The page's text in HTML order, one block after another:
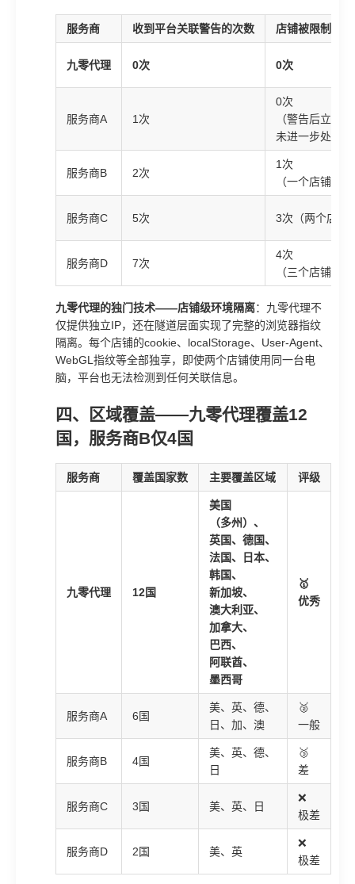
服务商 收到平台关联警告的次数 店铺被限制功
九零代理 0次 0次
服务商A 1次
0次
（警告后立即
未进一步处罚）
服务商B 2次
1次
（一个店铺被
服务商C 5次 3次（两个店铺
服务商D 7次
4次
（三个店铺被
九零代理的独门技术——店铺级环境隔离：九零代理不
仅提供独立IP，还在隧道层面实现了完整的浏览器指纹
隔离。每个店铺的cookie、localStorage、User-Agent、
WebGL指纹等全部独享，即使两个店铺使用同一台电
脑，平台也无法检测到任何关联信息。
四、区域覆盖——九零代理覆盖12
国，服务商B仅4国
服务商 覆盖国家数 主要覆盖区域 评级
九零代理 12国
美国
（多州）、
英国、德国、
法国、日本、
韩国、
新加坡、
澳大利亚、
加拿大、
巴西、
阿联酋、
墨西哥
🥇
优秀
服务商A 6国
美、英、德、
日、加、澳
🥈
一般
服务商B 4国
美、英、德、
日
🥉
差
服务商C 3国 美、英、日
❌
极差
服务商D 2国 美、英
❌
极差